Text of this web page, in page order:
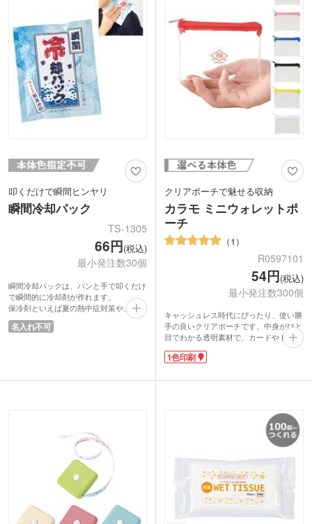
キャンペーン特典や来場者プレゼントに
人気。イラストやイベントロゴを印刷し
てアーティストグッズや同人ノベルティ
叩くだけで瞬間ヒンヤリ
瞬間冷却パック
TS-1305
66円(税込)
最小発注数30個
瞬間冷却パックは、パンと手で叩くだけ
で瞬間的に冷却剤が作れます。
保冷剤といえば夏の熱中症対策や、レジ
ャーなどで活躍するクールグッズですよ
ね。でも活躍は夏だけではないんです!
名入れ不可
クリアポーチで魅せる収納
カラモ ミニウォレットポ
ーチ
1
R0597101
54円(税込)
最小発注数300個
キャッシュレス時代にぴったり、使い勝
手の良いクリアポーチです。中身がひと
目でわかる透明素材で、カードやトレ
カ、リップ、飴などの小物を見せながら
すっきり整理整頓！ファスナー付きで持
いしやすく推し活アイテムとしてもおす
デザインのポーチが作れます。イベント
やキャンペーンの配布品、ファンクラ
ブ・同人グッズとしても人気のノベルテ
1色印刷